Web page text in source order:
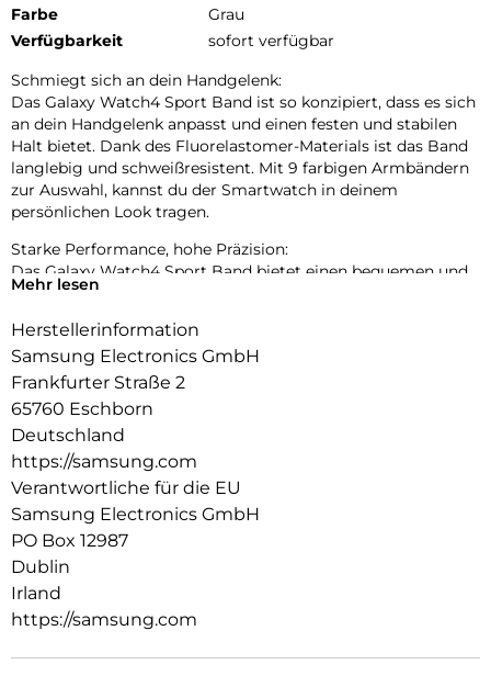
Farbe
Grau
Verfügbarkeit
sofort verfügbar
Schmiegt sich an dein Handgelenk:
Das Galaxy Watch4 Sport Band ist so konzipiert, dass es sich
an dein Handgelenk anpasst und einen festen und stabilen
Halt bietet. Dank des Fluorelastomer-Materials ist das Band
langlebig und schweißresistent. Mit 9 farbigen Armbändern
zur Auswahl, kannst du der Smartwatch in deinem
persönlichen Look tragen.
Starke Performance, hohe Präzision:
Das Galaxy Watch4 Sport Band bietet einen bequemen und
passgenauen Halt, um beim täglichen Fitness- und
Armband wurde entwickelt, um sicherzustellen, dass deine
Watch4 deine Gesundheits- und Fitnesswerte bei leichtem
oder intensivem Training genau messen kann.
Mehr lesen
Herstellerinformation
Samsung Electronics GmbH
Frankfurter Straße 2
65760 Eschborn
Deutschland
https://samsung.com
Verantwortliche für die EU
Samsung Electronics GmbH
PO Box 12987
Dublin
Irland
https://samsung.com